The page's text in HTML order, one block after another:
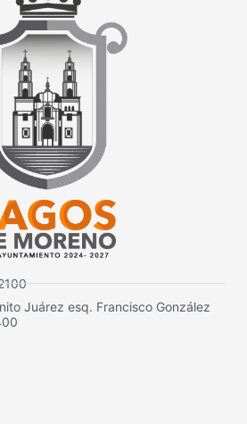
Juárez esq. Francisco González